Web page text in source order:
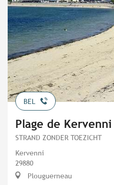
BEL
Plage de Kervenni
STRAND ZONDER TOEZICHT
Kervenni
29880
Plouguerneau